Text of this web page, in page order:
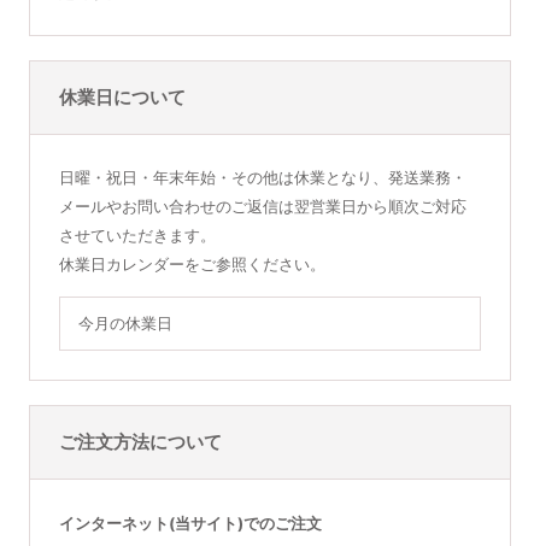
休業日について
日曜・祝日・年末年始・その他は休業となり、発送業務・
メールやお問い合わせのご返信は翌営業日から順次ご対応
させていただきます。
休業日カレンダーをご参照ください。
今月の休業日
ご注文方法について
インターネット(当サイト)でのご注文